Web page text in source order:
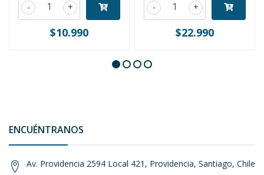
+
-
$10.990
+
-
$22.990
ENCUÉNTRANOS
Av. Providencia 2594 Local 421, Providencia, Santiago, Chile